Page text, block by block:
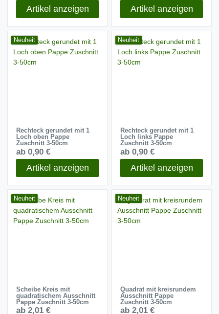
Artikel anzeigen Artikel anzeigen
Neuheit
Rechteck gerundet mit 1
Loch oben Pappe
Zuschnitt 3-50cm
ab 0,90 €
Artikel anzeigen
Neuheit
Rechteck gerundet mit 1
Loch links Pappe
Zuschnitt 3-50cm
ab 0,90 €
Artikel anzeigen
Neuheit
Scheibe Kreis mit
quadratischem Ausschnitt
Pappe Zuschnitt 3-50cm
ab 2,01 €
Neuheit
Quadrat mit kreisrundem
Ausschnitt Pappe
Zuschnitt 3-50cm
ab 2,01 €